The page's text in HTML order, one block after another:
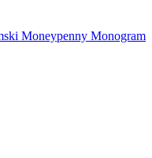
Moneypenny Monogram